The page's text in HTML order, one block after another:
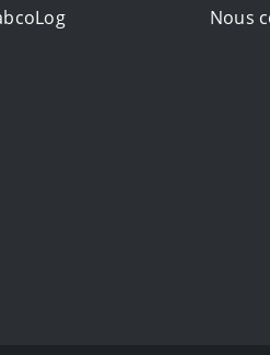
Nous